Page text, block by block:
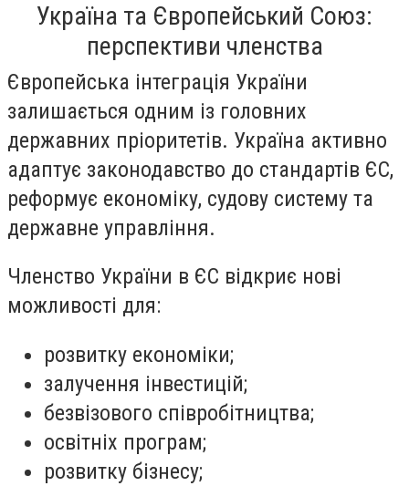
Україна та Європейський Союз:
перспективи членства
Європейська інтеграція України
залишається одним із головних
державних пріоритетів. Україна активно
адаптує законодавство до стандартів ЄС,
реформує економіку, судову систему та
державне управління.
Членство України в ЄС відкриє нові
можливості для:
розвитку економіки;
залучення інвестицій;
безвізового співробітництва;
освітніх програм;
розвитку бізнесу;